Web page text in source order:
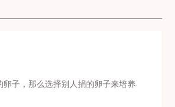
子，那么选择别人捐的卵子来培养